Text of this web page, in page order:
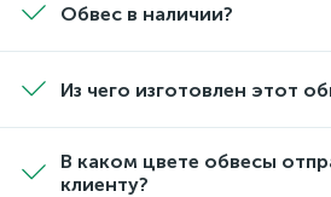
Обвес в наличии?
Из чего изготовлен этот
В каком цвете обвесы
клиенту?